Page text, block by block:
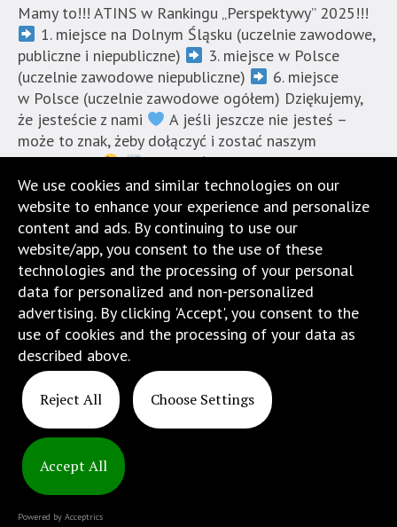
standardowy
sposób.
Mamy to!!! ATINS w Rankingu „Perspektywy” 2025!!!
1. miejsce na Dolnym Śląsku (uczelnie zawodowe,
publiczne i niepubliczne)
3. miejsce w Polsce
(uczelnie zawodowe niepubliczne)
6. miejsce
w Polsce (uczelnie zawodowe ogółem) Dziękujemy,
że jesteście z nami
A jeśli jeszcze nie jesteś –
może to znak, żeby dołączyć i zostać naszym
studentem?
Szczegóły
tu:https://2025.ranking.perspektywy.pl/ranking/ranking-
uczelni-zawodowych Jesteśmy jedną z najlepszych
uczelni niepublicznych na Dolnym Śląsku....
23 października 2012
1 2
We use cookies and similar technologies on our
website to enhance your experience and personalize
content and ads. By continuing to use our
website/app, you consent to the use of these
technologies and the processing of your personal
data for personalized and non-personalized
advertising. By clicking 'Accept', you consent to the
use of cookies and the processing of your data as
described above.
Reject All Choose Settings
Accept All
Powered by Acceptrics